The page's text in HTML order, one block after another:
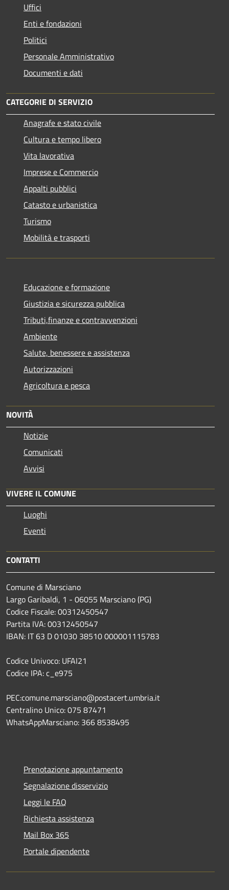
Uffici
Enti e fondazioni
Politici
Personale Amministrativo
Documenti e dati
CATEGORIE DI SERVIZIO
Anagrafe e stato civile
Cultura e tempo libero
Vita lavorativa
Imprese e Commercio
Appalti pubblici
Catasto e urbanistica
Turismo
Mobilità e trasporti
Educazione e formazione
Giustizia e sicurezza pubblica
Tributi,finanze e contravvenzioni
Ambiente
Salute, benessere e assistenza
Autorizzazioni
Agricoltura e pesca
NOVITÀ
Notizie
Comunicati
Avvisi
VIVERE IL COMUNE
Luoghi
Eventi
CONTATTI
Comune di Marsciano
Largo Garibaldi, 1 - 06055 Marsciano (PG)
Codice Fiscale: 00312450547
Partita IVA: 00312450547
IBAN: IT 63 D 01030 38510 000001115783
Codice Univoco: UFAI21
Codice IPA: c_e975
PEC:comune.marsciano@postacert.umbria.it
Centralino Unico: 075 87471
WhatsAppMarsciano: 366 8538495
Prenotazione appuntamento
Segnalazione disservizio
Leggi le FAQ
Richiesta assistenza
Mail Box 365
Portale dipendente